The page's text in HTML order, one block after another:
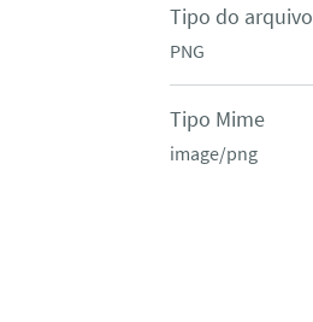
Tipo do arquivo
PNG
Tipo Mime
image/png